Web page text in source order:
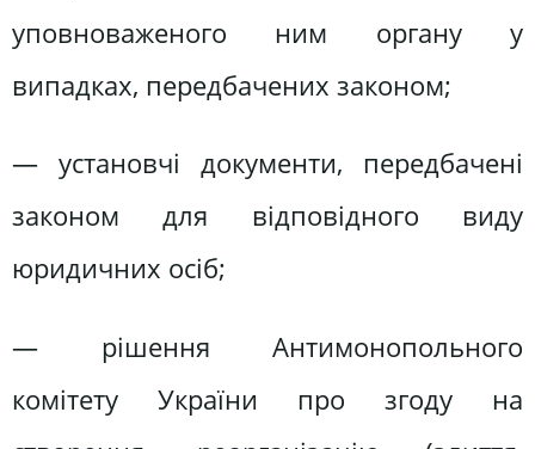
уповноваженого ним органу у
випадках, передбачених законом;
— установчі документи, передбачені
законом для відповідного виду
юридичних осіб;
— рішення Антимонопольного
комітету України про згоду на